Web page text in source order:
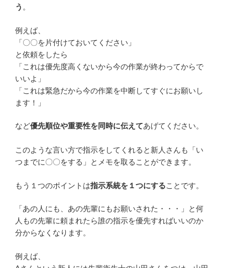
う 。
例えば、
「〇〇を片付けておいてください」
と依頼をしたら
「これは優先度高くないから今の作業が終わってからで
いいよ」
「これは緊急だから今の作業を中断してすぐにお願いし
ます！」
など優先順位や重要性を同時に伝えてあげてください。
このような言い方で指示をしてくれると新人さんも「い
つまでに〇〇をする」とメモを取ることができます。
もう１つのポイントは指示系統を１つにすることです。
「あの人にも、あの先輩にもお願いされた・・・」と何
人もの先輩に頼まれたら誰の指示を優先すればいいのか
分からなくなります。
例えば、